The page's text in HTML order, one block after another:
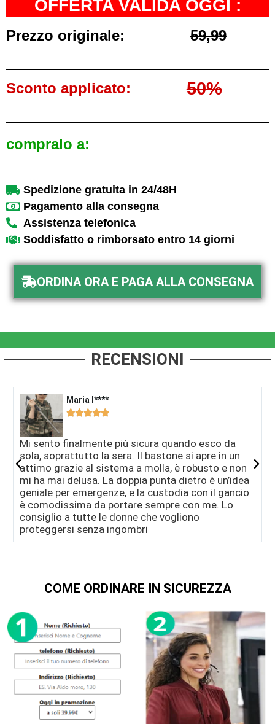
OFFERTA VALIDA OGGI :
Prezzo originale: 59,99
Sconto applicato: 50%
compralo a:
Spedizione gratuita in 24/48H
Pagamento alla consegna
Assistenza telefonica
Soddisfatto o rimborsato entro 14 giorni
ORDINA ORA E PAGA ALLA CONSEGNA
RECENSIONI
Maria I****​

Mi sento finalmente più sicura quando esco da
sola, soprattutto la sera. Il bastone si apre in un
attimo grazie al sistema a molla, è robusto e non
mi ha mai delusa. La doppia punta dietro è un’idea
geniale per emergenze, e la custodia con il gancio
è comodissima da portare sempre con me. Lo
consiglio a tutte le donne che vogliono
proteggersi senza ingombri
COME ORDINARE IN SICUREZZA